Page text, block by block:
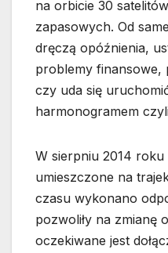
na orbicie 30
zapasowych. Od
dręczą opóźnienia,
problemy finansowe,
czy uda się
harmonogramem
W sierpniu 2014 roku
umieszczone na
czasu wykonano
pozwoliły na zmianę
oczekiwane jest